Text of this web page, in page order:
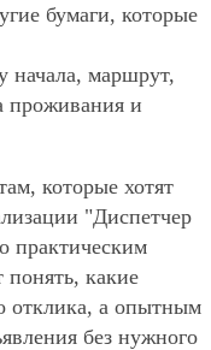
бумаги, которые
начала, маршрут,
проживания и
которые хотят
"Диспетчер
практическим
какие
отклика, а опытным
без нужного